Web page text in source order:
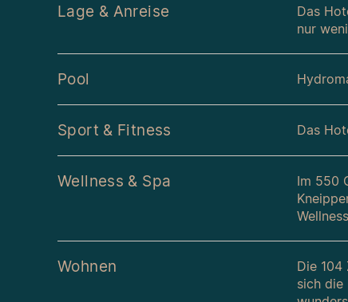
Lage & Anreise
Das
nur
Pool
Sport & Fitness Das
Wellness & Spa
Im 550
Wohnen
Die 104
sich die